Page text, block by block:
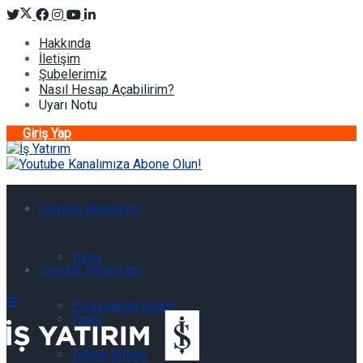
Hakkında
İletişim
Şubelerimiz
Nasıl Hesap Açabilirim?
Uyarı Notu
Giriş Yap
Günlük Raporlar
Tümü
Piyasalarda Bugün
Teknik Bülten
Günlük Raporlar
Tümü